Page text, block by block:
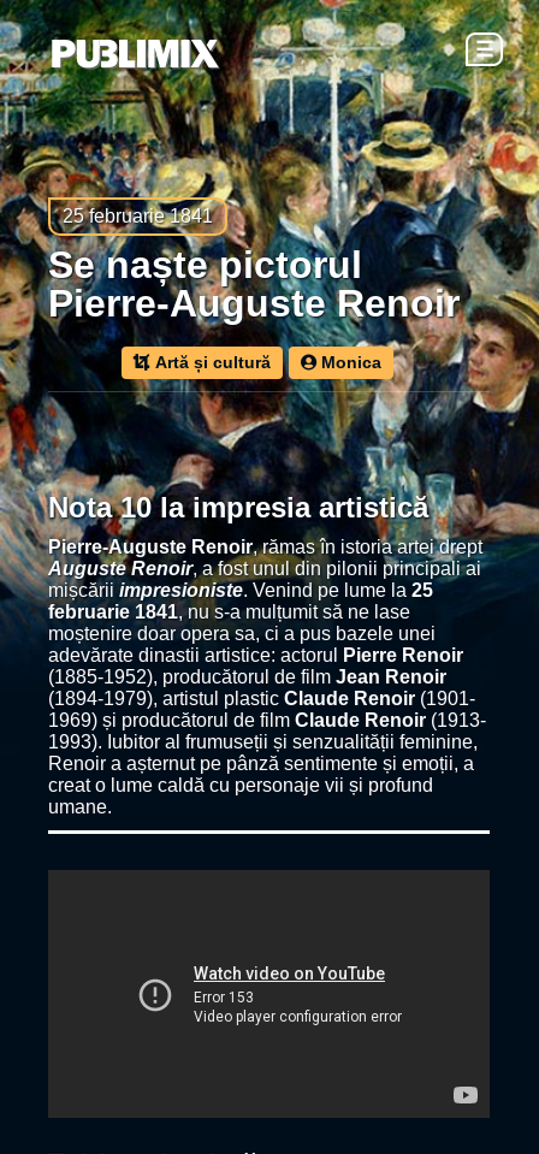
☰
25 februarie 1841
se naște pictorul
Pierre-Auguste Renoir
Artă și cultură Monica
Nota 10 la impresia artistică
Pierre-Auguste Renoir, rămas în istoria artei drept
Auguste Renoir, a fost unul din pilonii principali ai
mișcării impresioniste. Venind pe lume la 25
februarie 1841, nu s-a mulțumit să ne lase
moștenire doar opera sa, ci a pus bazele unei
adevărate dinastii artistice: actorul
Pierre Renoir
(1885-1952), producătorul de film Jean Renoir
(1894-1979), artistul plastic Claude Renoir (1901-
1969) și producătorul de film Claude Renoir (1913-
1993). Iubitor al frumuseții și senzualității feminine,
Renoir a așternut pe pânză sentimente și emoții, a
creat o lume caldă cu personaje vii și profund
umane.